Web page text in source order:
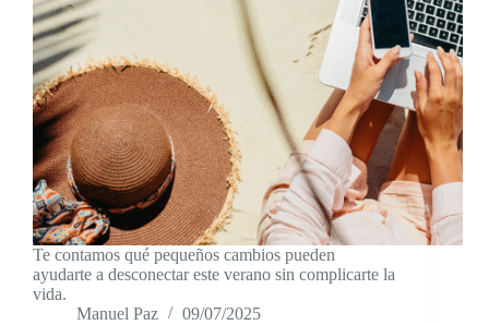
Te contamos qué pequeños cambios pueden
ayudarte a desconectar este verano sin complicarte la
vida.
Manuel Paz
09/07/2025